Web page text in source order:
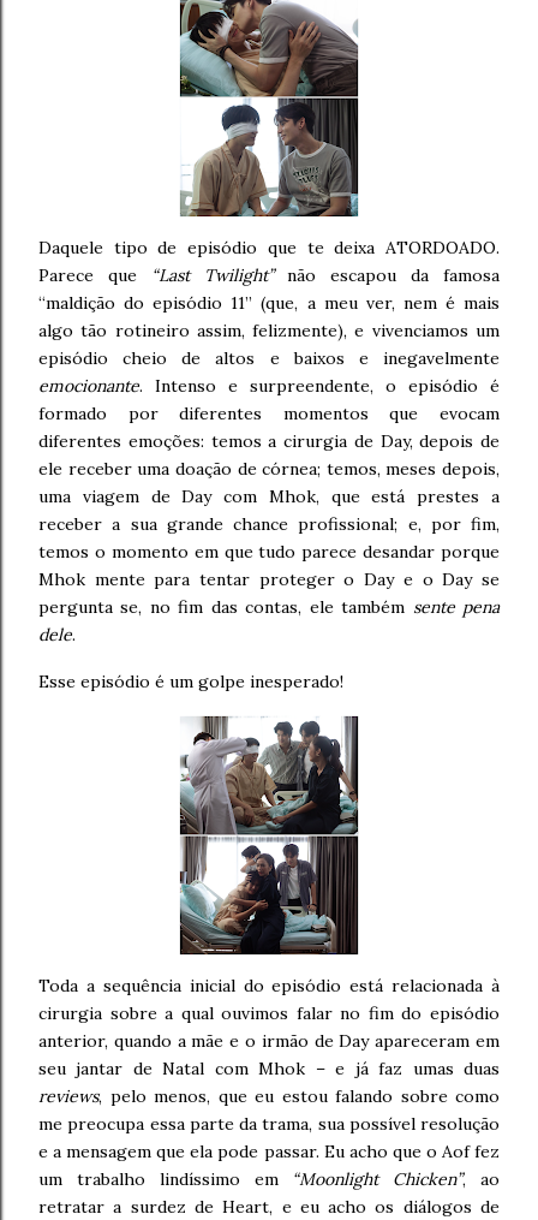
Daquele tipo de episódio que te deixa ATORDOADO.
Parece que
“Last Twilight”não escapou da famosa
“maldição do episódio 11” (que, a meu ver, nem é mais
algo tão rotineiro assim, felizmente), e vivenciamos um
episódio cheio de altos e baixos e inegavelmente
emocionante. Intenso e surpreendente, o episódio é
formado por diferentes momentos que evocam
diferentes emoções: temos a cirurgia de Day, depois de
ele receber uma doação de córnea; temos, meses depois,
uma viagem de Day com Mhok, que está prestes a
receber a sua grande chance profissional; e, por fim,
temos o momento em que tudo parece desandar porque
Mhok mente para tentar proteger o Day e o Day se
pergunta se, no fim das contas, ele também sente pena
dele.
Esse episódio é um golpe inesperado!
Toda a sequência inicial do episódio está relacionada à
cirurgia sobre a qual ouvimos falar no fim do episódio
anterior, quando a mãe e o irmão de Day apareceram em
seu jantar de Natal com Mhok – e já faz umas duas
reviews, pelo menos, que eu estou falando sobre como
me preocupa essa parte da trama, sua possível resolução
e a mensagem que ela pode passar. Eu acho que o Aof fez
um trabalho lindíssimo em “Moonlight Chicken”, ao
retratar a surdez de Heart, e eu acho os diálogos de